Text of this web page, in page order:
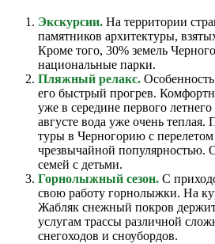
Экскурсии. На территории
памятников архитектуры,
Кроме того, 30% земель
национальные парки.
Пляжный релакс.
его быстрый прогрев.
уже в середине первого
августе вода уже очень теплая.
туры в Черногорию с
чрезвычайной популярностью.
семей с детьми.
Горнолыжный сезон. С
свою работу горнолыжки. На
Жабляк снежный покров
услугам трассы различной
снегоходов и сноубордов.